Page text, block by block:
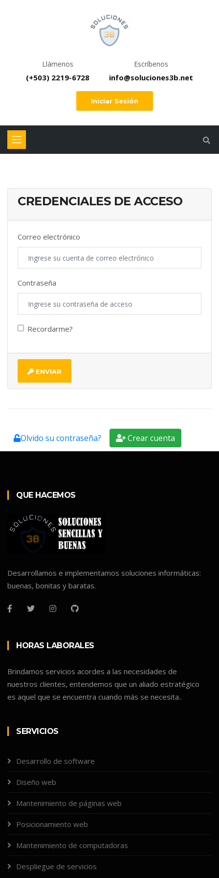
Llámenos
(+503) 2219-6728
Escríbenos
info@soluciones3b.net
Iniciar Sesión
CREDENCIALES DE ACCESO
Correo electrónico
Contraseña
Recordarme?
ENVIAR
Olvido su contraseña? Crear cuenta
QUE HACEMOS
Desarrollamos e implementamos soluciones informáticas:
buenas, bonitas y baratas.
HORAS LABORALES
Brindamos servicios acordes a las necesidades de
nuestros clientes, entendemos que un aliado estratégico
es aquel que se encuentra cuando más se necesita..
SERVICIOS
Desarrollo de software
Diseño web
Mantenimiento de páginas web
Posicionamiento web
Mantenimiento de computadoras
Despliegue de servicios